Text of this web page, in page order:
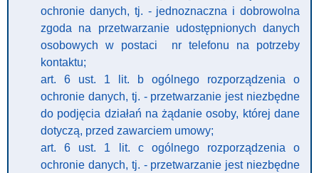
ochronie danych, tj. - jednoznaczna i dobrowolna
zgoda na przetwarzanie udostępnionych danych
osobowych w postaci nr telefonu na potrzeby
kontaktu;
art. 6 ust. 1 lit. b ogólnego rozporządzenia o
ochronie danych, tj. - przetwarzanie jest niezbędne
do podjęcia działań na żądanie osoby, której dane
dotyczą, przed zawarciem umowy;
art. 6 ust. 1 lit. c ogólnego rozporządzenia o
ochronie danych, tj. - przetwarzanie jest niezbędne